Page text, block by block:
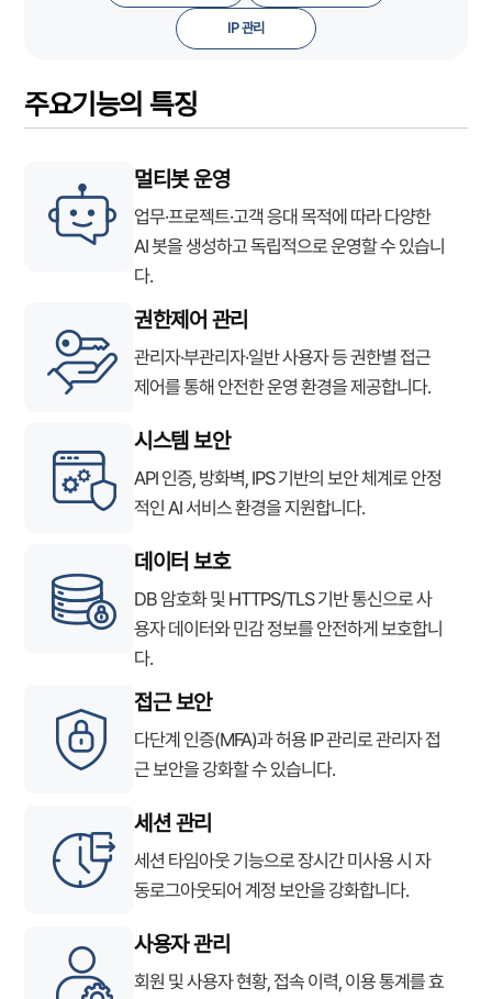
IP 관리
주요기능의 특징
멀티봇 운영
업무·프로젝트·고객 응대 목적에 따라 다양한
AI 봇을 생성하고 독립적으로 운영할 수 있습니
다.
권한제어 관리
관리자·부관리자·일반 사용자 등 권한별 접근
제어를 통해 안전한 운영 환경을 제공합니다.
시스템 보안
API 인증, 방화벽, IPS 기반의 보안 체계로 안정
적인 AI 서비스 환경을 지원합니다.
데이터 보호
DB 암호화 및 HTTPS/TLS 기반 통신으로 사
용자 데이터와 민감 정보를 안전하게 보호합니
다.
접근 보안
다단계 인증(MFA)과 허용 IP 관리로 관리자 접
근 보안을 강화할 수 있습니다.
세션 관리
세션 타임아웃 기능으로 장시간 미사용 시 자
동로그아웃되어 계정 보안을 강화합니다.
사용자 관리
회원 및 사용자 현황, 접속 이력, 이용 통계를 효